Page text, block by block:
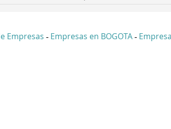
Empresas - Empresas en BOGOTA -